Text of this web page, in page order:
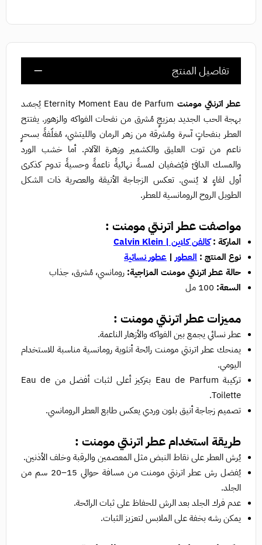
تفاصيل المنتج
عطر اترنتي مومنت
Eternity Moment Eau de Parfum يُجسّد
بهجة الحب الجديد بمزيجٍ مُشرق من نفحات الفواكه والزهور. يفتتح
العطر بنفحاتٍ آسرة ومُشرقة من زهر الرمان والليتشي، مُغلّفةً بسحرٍ
ناعم من توت العليق والكشمير وزهرة الآلام. أما خشب الورد
والمسك الدافئ فيُضفيان لمسةً نهائيةً ناعمةً وحسيةً تدوم كذكرى
أول لقاءٍ لا يُنسى. تعكس الزجاجة الأنيقة والعصرية ذات الشكل
الطويل الروح الرومانسية للعطر.
مواصفت عطر اترنتي مومنت :
الماركة :كالفن كلاين | Calvin Klein
نوع المنتج : العطور | عطور نسائية
حالة عطر اترنتي مومنت المزاجية: رومانسي، مُشرق، جذاب
السعة: 100 مل
مميزات عطر اترنتي مومنت :
عطر نسائي يجمع بين الفواكه والأزهار الناعمة.
يمنحك عطر اترنتي مومنت رائحة أنثوية رومانسية مناسبة للاستخدام
اليومي.
تركيبة Eau de Parfum بتركيز أعلى لثبات أفضل من Eau de
Toilette.
تصميم زجاجة أنيق بلون وردي يعكس طابع العطر الرومانسي.
طريقة استخدام عطر اترنتي مومنت :
يُرش العطر على نقاط النبض مثل المعصمين والرقبة وخلف الأذنين.
يُفضل رش عطر اترنتي مومنت من مسافة حوالي 15–20 سم من
الجلد.
عدم فرك الجلد بعد الرش للحفاظ على ثبات الرائحة.
يمكن رشه بخفة على الملابس لتعزيز الثبات.